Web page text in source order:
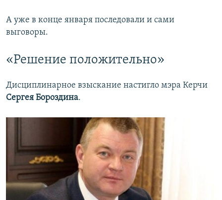
А уже в конце января последовали и сами
выговоры.
«Решение положительно»
Дисциплинарное взыскание настигло мэра Керчи
Сергея Бороздина.